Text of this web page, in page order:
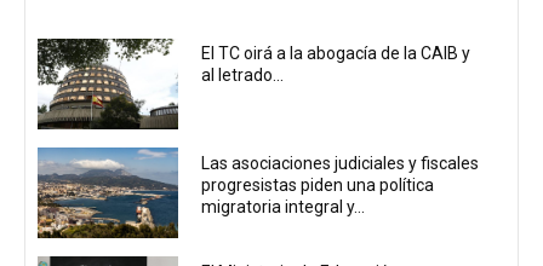
El TC oirá a la abogacía de la CAIB y
al letrado...
Las asociaciones judiciales y fiscales
progresistas piden una política
migratoria integral y...